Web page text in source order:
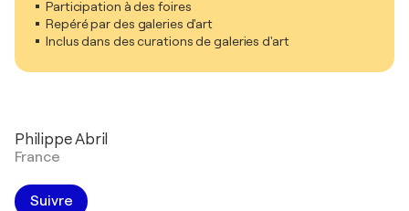
Participation à des foires
Repéré par des galeries d'art
Inclus dans des curations de galeries d'art
Philippe Abril
France
Suivre